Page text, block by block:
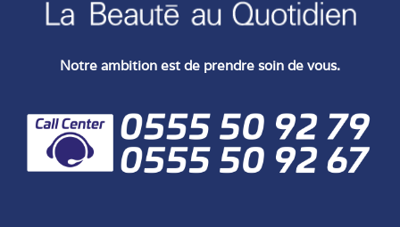
Notre ambition est de prendre soin de vous.